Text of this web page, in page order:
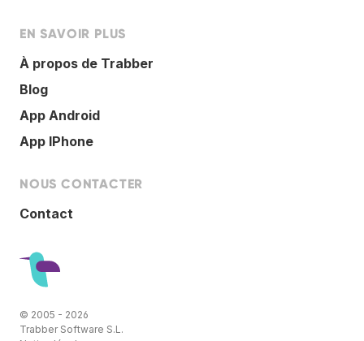
EN SAVOIR PLUS
À propos de Trabber
Blog
App Android
App IPhone
NOUS CONTACTER
Contact
© 2005 - 2026
Trabber Software S.L.